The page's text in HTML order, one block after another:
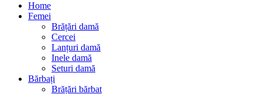
Home
Femei
Brățări damă
Cercei
Lanțuri damă
Inele damă
Seturi damă
Bărbați
Brățări bărbat